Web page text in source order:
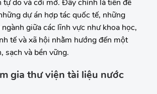
tự do và cởi mở. Đây chính là tiền đề
dự án hợp tác quốc tế, những
giữa các lĩnh vực như khoa học,
tế và xã hội nhằm hướng đến một
sạch và bền vững.
gia thư viện tài liệu nước